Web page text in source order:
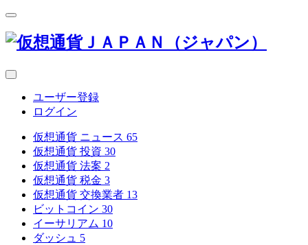
ユーザー登録
ログイン
仮想通貨 ニュース 65
仮想通貨 投資 30
仮想通貨 法案 2
仮想通貨 税金 3
仮想通貨 交換業者 13
ビットコイン 30
イーサリアム 10
ダッシュ 5